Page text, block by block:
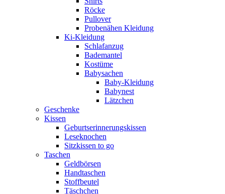
Röcke
Pullover
Probenähen Kleidung
Ki-Kleidung
Schlafanzug
Bademantel
Kostüme
Babysachen
Baby-Kleidung
Babynest
Lätzchen
Geschenke
Kissen
Geburtserinnerungskissen
Leseknochen
Sitzkissen to go
Taschen
Geldbörsen
Handtaschen
Stoffbeutel
Täschchen